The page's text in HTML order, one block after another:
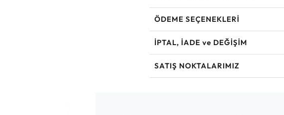
ÖDEME SEÇENEKLERİ
İPTAL, İADE ve DEĞİŞİM
SATIŞ NOKTALARIMIZ